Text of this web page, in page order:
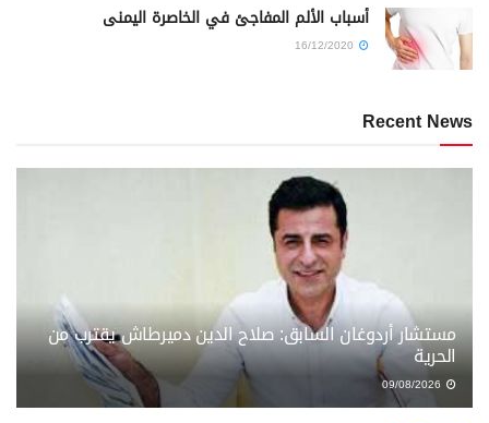
أسباب الألم المفاجئ في الخاصرة اليمنى
Recent News
مستشار أردوغان السابق: صلاح الدين دميرطاش يقترب من
الحرية